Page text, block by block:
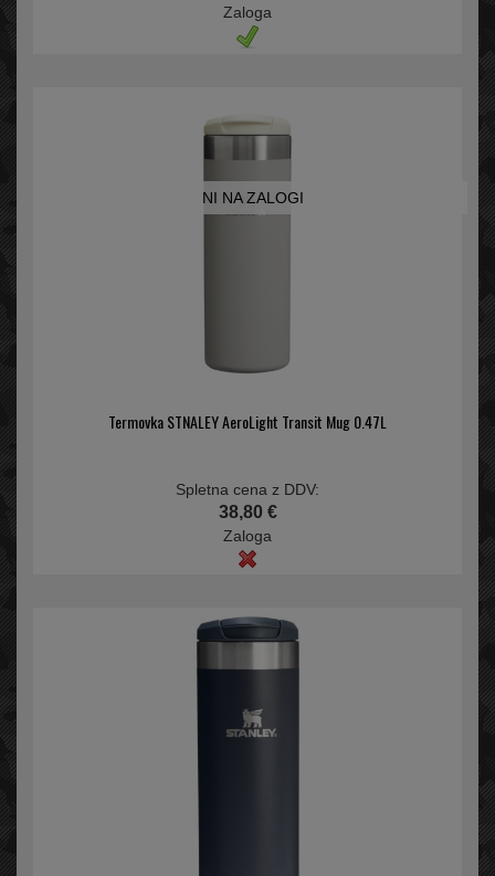
Zaloga
NI NA ZALOGI
Termovka STNALEY AeroLight Transit Mug 0.47L
Spletna cena z DDV:
38,80 €
Zaloga